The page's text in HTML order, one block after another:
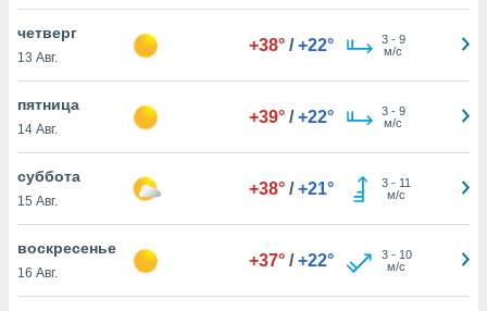
нашей
cookie
cookie
в
нашего
четверг
13 Авг.
+38° / +22° 3- 9
м/с
пятница
14 Авг.
+39° / +22° 3- 9
м/с
суббота
15 Авг.
+38° / +21° 3- 11
м/с
воскресенье
16 Авг.
+37° / +22° 3- 10
м/с